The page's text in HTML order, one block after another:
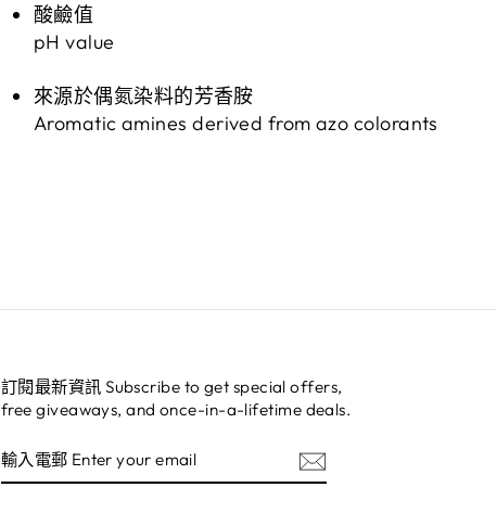
酸鹼值
pH value
來源於偶氮染料的芳香胺
Aromatic amines derived from azo colorants
訂閱最新資訊 Subscribe to get special offers,
free giveaways, and once-in-a-lifetime deals.
入
電
閱